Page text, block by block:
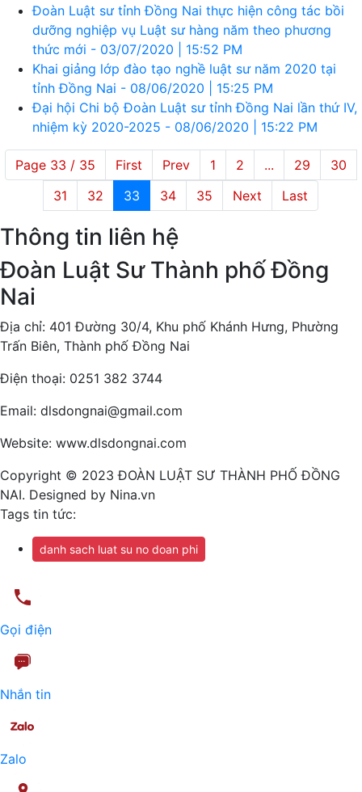
Đoàn Luật sư tỉnh Đồng Nai thực hiện công tác bồi
dưỡng nghiệp vụ Luật sư hàng năm theo phương
thức mới - 03/07/2020 | 15:52 PM
Khai giảng lớp đào tạo nghề luật sư năm 2020 tại
tỉnh Đồng Nai - 08/06/2020 | 15:25 PM
Đại hội Chi bộ Đoàn Luật sư tỉnh Đồng Nai lần thứ IV,
nhiệm kỳ 2020-2025 - 08/06/2020 | 15:22 PM
Page 33 / 35 First Prev 1 2 ... 29
30
31
32 33 34 35 Next Last
Thông tin liên hệ
Đoàn Luật Sư Thành phố Đồng
Nai
Địa chỉ: 401 Đường 30/4, Khu phố Khánh Hưng, Phường
Trấn Biên, Thành phố Đồng Nai
Điện thoại: 0251 382 3744
Email: dlsdongnai@gmail.com
Website: www.dlsdongnai.com
Copyright © 2023 ĐOÀN LUẬT SƯ THÀNH PHỐ ĐỒNG
NAI. Designed by Nina.vn
Tags tin tức:
danh sach luat su no doan phi
Gọi điện
Nhắn tin
Zalo